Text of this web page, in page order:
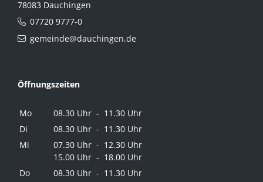
78083 Dauchingen
07720 9777-0
gemeinde@dauchingen.de
Öffnungszeiten
Mo
08.30 Uhr - 11.30 Uhr
Di
08.30 Uhr - 11.30 Uhr
Mi
07.30 Uhr - 12.30 Uhr
15.00 Uhr - 18.00 Uhr
Do
08.30 Uhr - 11.30 Uhr